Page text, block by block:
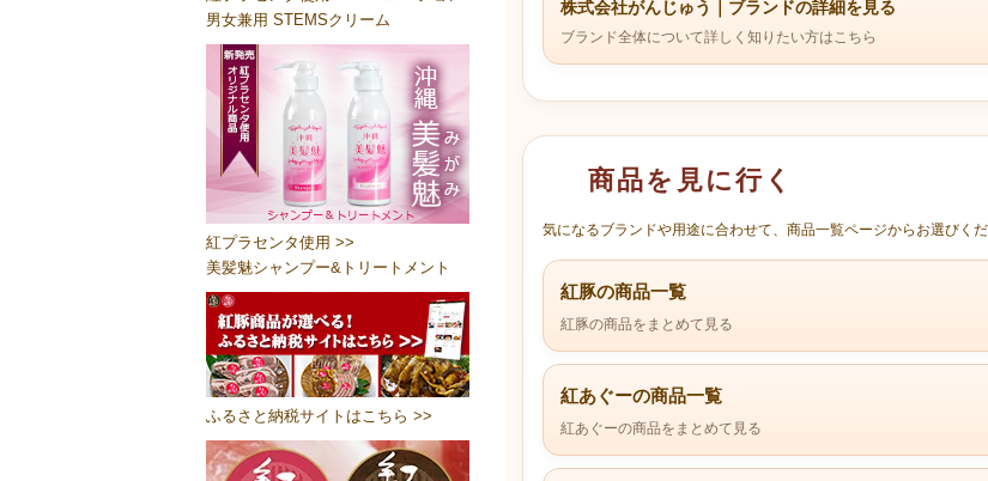
株式会社がんじゅう｜ブランドの詳細を見る
ブランド全体について詳しく知りたい方はこちら
商品を見に行く
気になるブランドや用途に合わせて、商品一覧ページからお選びくだ
紅豚の商品一覧
紅豚の商品をまとめて見る
紅あぐーの商品一覧
紅あぐーの商品をまとめて見る
男女兼用 STEMSクリーム
紅プラセンタ使用 >>
美髪魅シャンプー&トリートメント
ふるさと納税サイトはこちら >>